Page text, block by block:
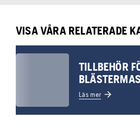
VISA VÅRA RELATERADE
TILLBEHÖR
Läs mer